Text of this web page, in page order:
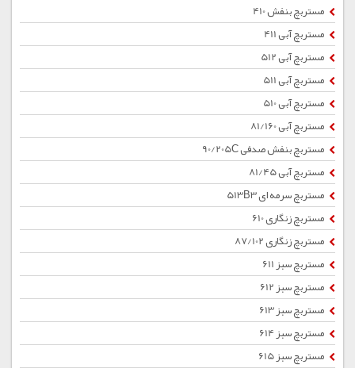
مستربچ بنفش 410
مستربچ آبی 411
مستربچ آبی 512
مستربچ آبی 511
مستربچ آبی 510
مستربچ آبی 81/160
مستربچ بنفش صدفی 90/205C
مستربچ آبی 81/45
مستربچ سرمه ای 513B3
مستربچ زنگاری 610
مستربچ زنگاری 87/102
مستربچ سبز 611
مستربچ سبز 612
مستربچ سبز 613
مستربچ سبز 614
مستربچ سبز 615